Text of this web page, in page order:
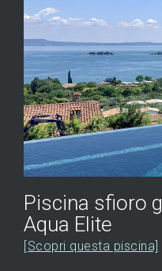
Piscina sfioro
Aqua Elite
[Scopri questa piscina]